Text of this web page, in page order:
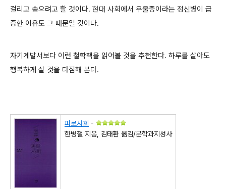
걸리고 숨으려고 할 것이다. 현대 사회에서 우울증이라는 정신병이 급
증한 이유도 그 때문일 것이다.
자기계발서보다 이런 철학책을 읽어볼 것을 추천한다. 하루를 살아도
행복하게 살 것을 다짐해 본다.
피로사회 -
한병철 지음, 김태환 옮김/문학과지성사